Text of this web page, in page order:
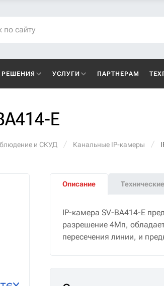
РЕШЕНИЯ УСЛУГИ ПАРТНЕРАМ
E
и СКУД Канальные IP-камеры
Описание
IP-камера SV-BA414-E
разрешение 4Мп,
пересечения линии, и